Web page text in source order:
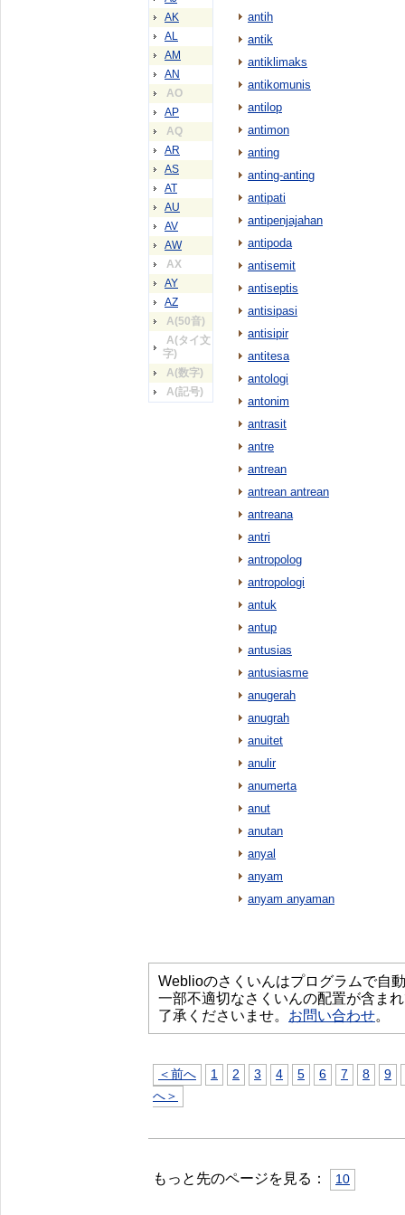
AK
AL
AM
AN
AO
AP
AQ
AR
AS
AT
AU
AV
AW
AX
AY
AZ
A(50音)
A(タイ文
字)
A(数字)
A(記号)
antih
antik
antiklimaks
antikomunis
antilop
antimon
anting
anting-anting
antipati
antipenjajahan
antipoda
antisemit
antiseptis
antisipasi
antisipir
antitesa
antologi
antonim
antrasit
antre
antrean
antrean antrean
antreana
antri
antropolog
antropologi
antuk
antup
antusias
antusiasme
anugerah
anugrah
anuitet
anulir
anumerta
anut
anutan
anyal
anyam
anyam anyaman
Weblioのさくいんはプログラムで自
一部不適切なさくいんの配置が含ま
了承くださいませ。 お問い合わせ。
＜前へ 1 2 3 4 5 6 7 8
9
へ＞
もっと先のページを見る： 10